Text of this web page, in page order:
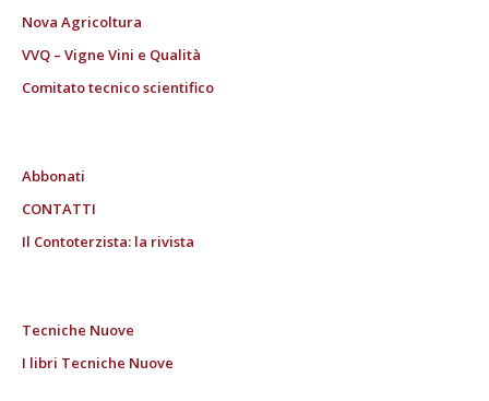
Nova Agricoltura
VVQ – Vigne Vini e Qualità
Comitato tecnico scientifico
Abbonati
CONTATTI
Il Contoterzista: la rivista
Tecniche Nuove
I libri Tecniche Nuove